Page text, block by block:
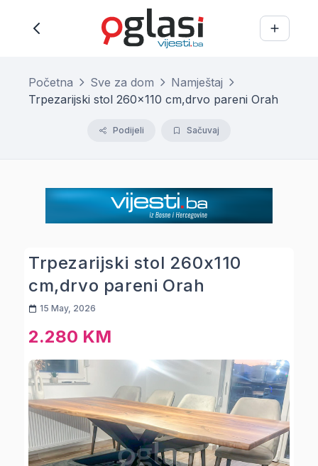
Početna Sve za dom
Namještaj
Trpezarijski stol 260x110 cm,drvo pareni Orah
Podijeli Sačuvaj
Trpezarijski stol 260x110
cm,drvo pareni Orah
15 May, 2026
2.280 KM